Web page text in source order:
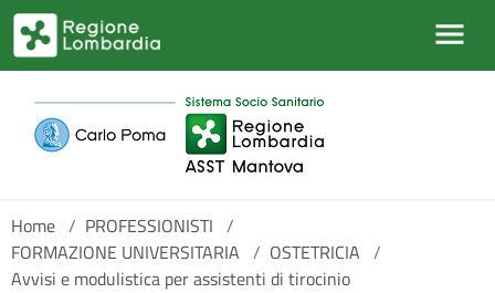
Salta al contenuto principale
Home / PROFESSIONISTI /
FORMAZIONE UNIVERSITARIA / OSTETRICIA /
Avvisi e modulistica per assistenti di tirocinio